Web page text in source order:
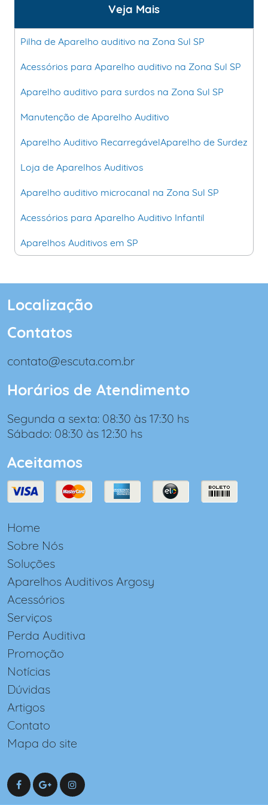
Veja Mais
Pilha de Aparelho auditivo na Zona Sul SP
Acessórios para Aparelho auditivo na Zona Sul SP
Aparelho auditivo para surdos na Zona Sul SP
Manutenção de Aparelho Auditivo
Aparelho Auditivo RecarregávelAparelho de Surdez
Loja de Aparelhos Auditivos
Aparelho auditivo microcanal na Zona Sul SP
Acessórios para Aparelho Auditivo Infantil
Aparelhos Auditivos em SP
Localização
Contatos
contato@escuta.com.br
Horários de Atendimento
Segunda a sexta: 08:30 às 17:30 hs
Sábado: 08:30 às 12:30 hs
Aceitamos
Home
Sobre Nós
Soluções
Aparelhos Auditivos Argosy
Acessórios
Serviços
Perda Auditiva
Promoção
Notícias
Dúvidas
Artigos
Contato
Mapa do site